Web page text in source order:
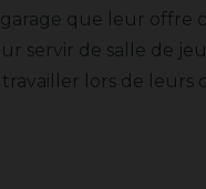
garage que leur offre
servir de salle de
lors de leurs